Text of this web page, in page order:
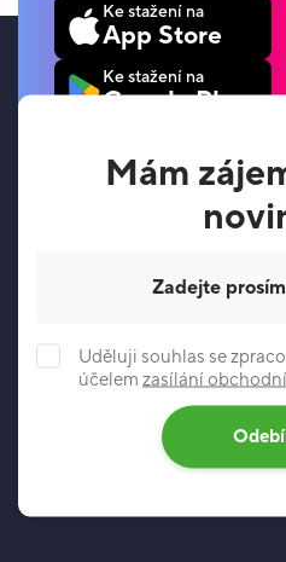
Ke stažení na
App Store
Ke stažení na
Google Play
Mám
Uděluji souhlas se
účelem zasílání